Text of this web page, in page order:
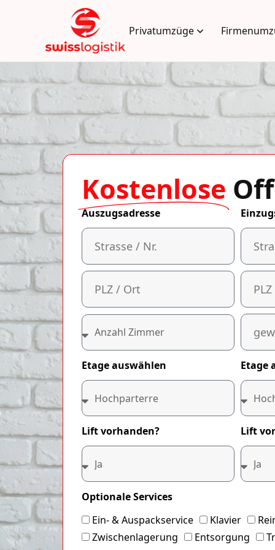
Privatumzüge
Kostenlose
Auszugsadresse
Etage auswählen Etage
Lift vorhanden? Lift
Optionale Services
Ein- & Auspackservice
Klavier
Zwischenlagerung
Entsorgung